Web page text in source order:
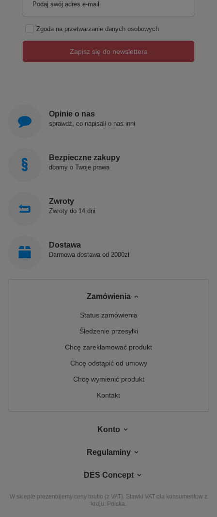
Podaj swój adres e-mail
Zgoda na przetwarzanie danych osobowych
Zapisz się do newslettera
Opinie o nas
sprawdź, co napisali o nas inni
Bezpieczne zakupy
dbamy o Twoje prawa
Zwroty
Zwroty do 14 dni
Dostawa
Darmowa dostawa od 2000zł
Zamówienia
Status zamówienia
Śledzenie przesyłki
Chcę zareklamować produkt
Chcę odstąpić od umowy
Chcę wymienić produkt
Kontakt
Konto
Regulaminy
DES Concept
W sklepie prezentujemy ceny brutto (z VAT). Stawki VAT dla konsumentów z
kraju: Polska.